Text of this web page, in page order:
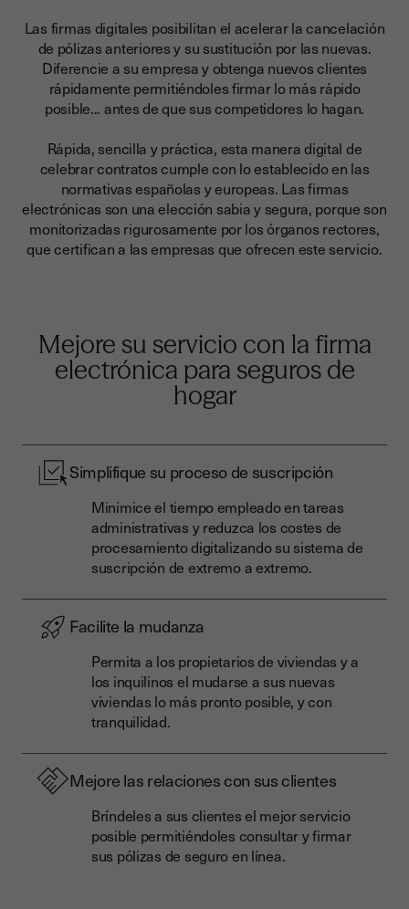
Las firmas digitales posibilitan el acelerar la cancelación
de pólizas anteriores y su sustitución por las nuevas.
Diferencie a su empresa y obtenga nuevos clientes
rápidamente permitiéndoles firmar lo más rápido
posible... antes de que sus competidores lo hagan.
Rápida, sencilla y práctica, esta manera digital de
celebrar contratos cumple con lo establecido en las
normativas españolas y europeas. Las firmas
electrónicas son una elección sabia y segura, porque son
monitorizadas rigurosamente por los órganos rectores,
que certifican a las empresas que ofrecen este servicio.
Mejore su servicio con la firma
electrónica para seguros de
hogar
Simplifique su proceso de suscripción
Minimice el tiempo empleado en tareas
administrativas y reduzca los costes de
procesamiento digitalizando su sistema de
suscripción de extremo a extremo.
Facilite la mudanza
Permita a los propietarios de viviendas y a
los inquilinos el mudarse a sus nuevas
viviendas lo más pronto posible, y con
tranquilidad.
Mejore las relaciones con sus clientes
Bríndeles a sus clientes el mejor servicio
posible permitiéndoles consultar y firmar
sus pólizas de seguro en línea.